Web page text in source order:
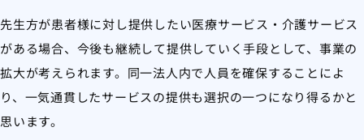
先生方が患者様に対し提供したい医療サービス・介護サービス
がある場合、今後も継続して提供していく手段として、事業の
拡大が考えられます。同一法人内で人員を確保することによ
り、一気通貫したサービスの提供も選択の一つになり得るかと
思います。